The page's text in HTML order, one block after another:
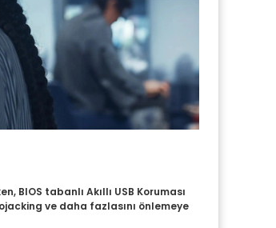
tabanlı Akıllı USB Koruması
ve daha fazlasını önlemeye